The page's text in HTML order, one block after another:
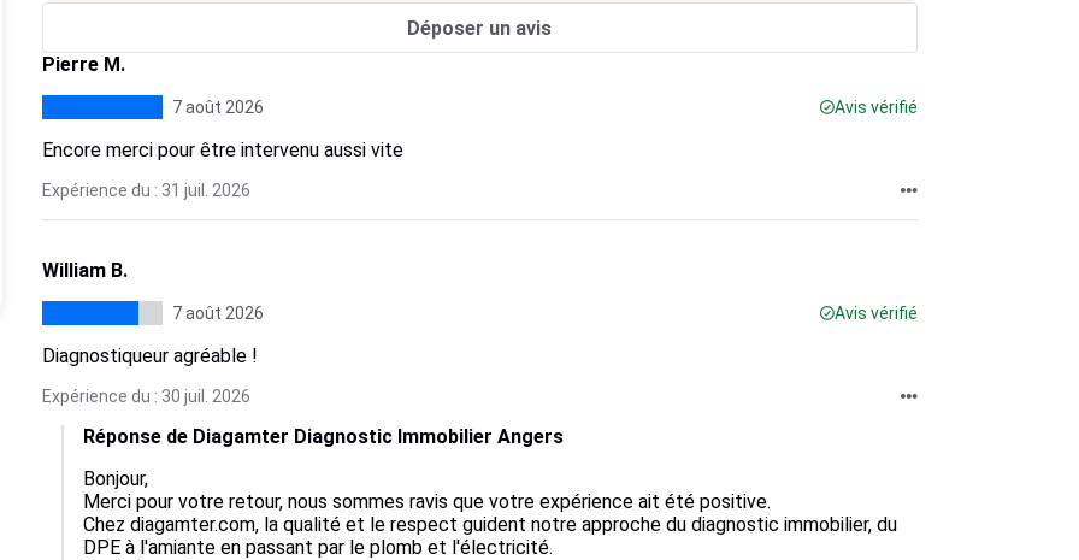
Déposer un avis
Pierre M.
7 août 2026 Avis vérifié
Encore merci pour être intervenu aussi vite
Expérience du : 31 juil. 2026
William B.
7 août 2026 Avis vérifié
Diagnostiqueur agréable !
Expérience du : 30 juil. 2026
Réponse de Diagamter Diagnostic Immobilier Angers
Bonjour,
Merci pour votre retour, nous sommes ravis que votre expérience ait été positive.
Chez diagamter.com, la qualité et le respect guident notre approche du diagnostic immobilier, du
DPE à l'amiante en passant par le plomb et l'électricité.